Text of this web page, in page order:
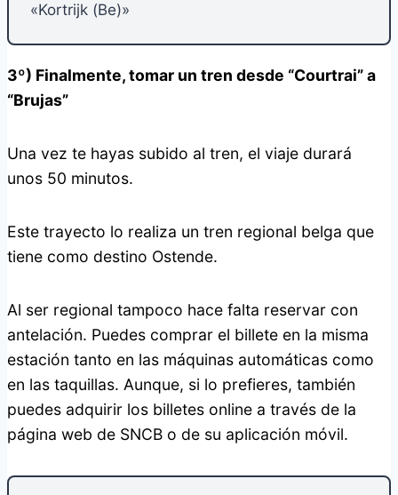
«Kortrijk (Be)»
3º) Finalmente, tomar un tren desde “Courtrai” a
“Brujas”
Una vez te hayas subido al tren, el viaje durará
unos 50 minutos.
Este trayecto lo realiza un tren regional belga que
tiene como destino Ostende.
Al ser regional tampoco hace falta reservar con
antelación. Puedes comprar el billete en la misma
estación tanto en las máquinas automáticas como
en las taquillas. Aunque, si lo prefieres, también
puedes adquirir los billetes online a través de la
página web de SNCB o de su aplicación móvil.